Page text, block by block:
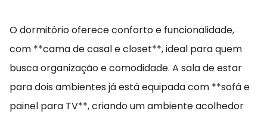
O dormitório oferece conforto e funcionalidade,
com **cama de casal e closet**, ideal para quem
busca organização e comodidade. A sala de estar
para dois ambientes já está equipada com **sofá e
painel para TV**, criando um ambiente acolhedor